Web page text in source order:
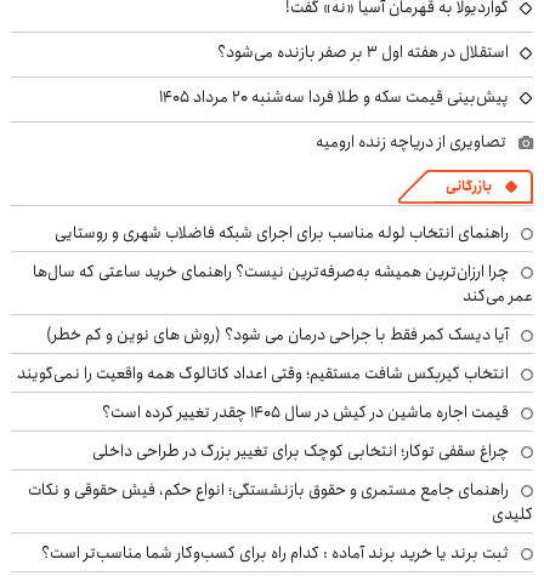
گواردیولا به قهرمان آسیا «نه» گفت!
استقلال در هفته اول ۳ بر صفر بازنده می‌شود؟
پیش‌بینی قیمت سکه و طلا فردا سه‌شنبه ۲۰ مرداد ۱۴۰۵
تصاویری از دریاچه زنده ارومیه
بازرگانی
راهنمای انتخاب لوله مناسب برای اجرای شبکه فاضلاب شهری و روستایی
چرا ارزان‌ترین همیشه به‌صرفه‌ترین نیست؟ راهنمای خرید ساعتی که سال‌ها
عمر می‌کند
آیا دیسک کمر فقط با جراحی درمان می شود؟ (روش های نوین و کم خطر)
انتخاب گیربکس شافت مستقیم؛ وقتی اعداد کاتالوگ همه واقعیت را نمی‌گویند
قیمت اجاره ماشین در کیش در سال ۱۴۰۵ چقدر تغییر کرده است؟
چراغ سقفی توکار؛ انتخابی کوچک برای تغییر بزرگ در طراحی داخلی
راهنمای جامع مستمری و حقوق بازنشستگی؛ انواع حکم، فیش حقوقی و نکات
کلیدی
ثبت برند یا خرید برند آماده : کدام راه برای کسب‌وکار شما مناسب‌تر است؟